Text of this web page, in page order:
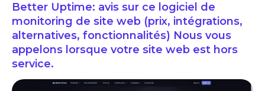
Better Uptime: avis sur ce logiciel de
monitoring de site web (prix, intégrations,
alternatives, fonctionnalités) Nous vous
appelons lorsque votre site web est hors
service.